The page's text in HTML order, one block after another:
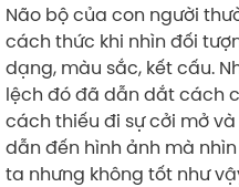
Não bộ của con người
cách thức khi nhìn đối
dạng, màu sắc, kết cấu.
lệch đó đã dẫn dắt cách
cách thiếu đi sự cởi mở
dẫn đến hình ảnh mà
ta nhưng không tốt như